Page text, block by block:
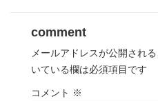
comment
メールアドレスが公開され
いている欄は必須項目です
コメント ※